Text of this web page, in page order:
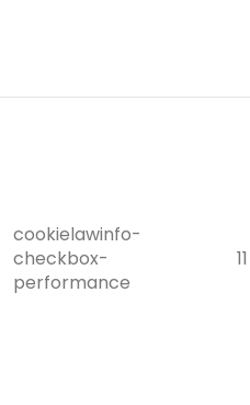
cookielawinfo-
checkbox-
performance